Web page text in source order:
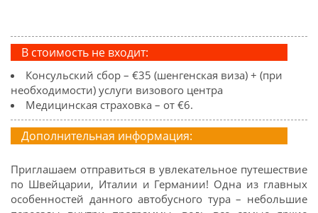
В стоимость не входит:
Консульский сбор – €35 (шенгенская виза) + (при
необходимости) услуги визового центра
Медицинская страховка – от €6.
Дополнительная информация:
Приглашаем отправиться в увлекательное путешествие
по Швейцарии, Италии и Германии! Одна из главных
особенностей данного автобусного тура – небольшие